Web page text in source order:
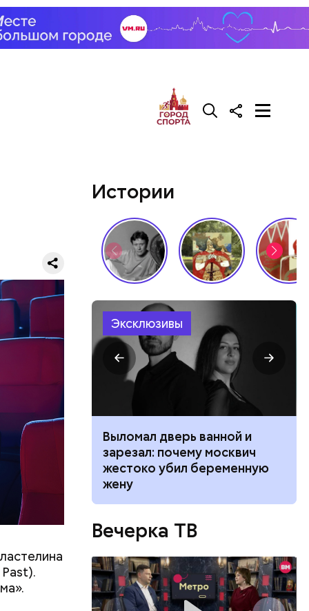
В этот
не
Истории
Эксклюзивы
в
Выломал дверь ванной и
зарезал: почему москвич
жестоко убил беременную
жену
Вечерка ТВ